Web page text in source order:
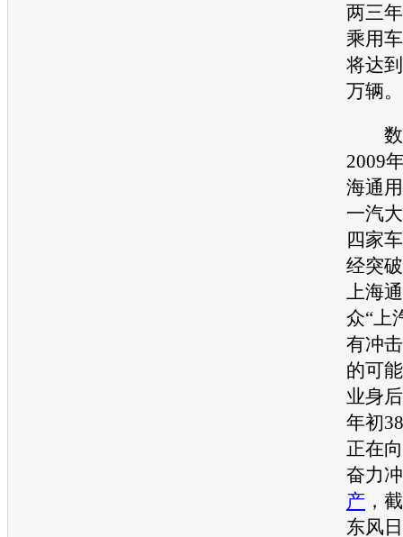
两三
乘用
将达
万辆。
数
2009
海通用
一汽
四家
经突
上海
众“上
有冲
的可
业身
年初
正在
奋力
产 ，
东风